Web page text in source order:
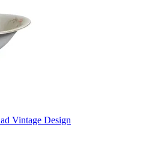
Vintage Design